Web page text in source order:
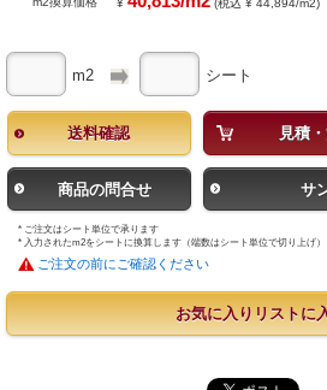
¥ (税込 ¥ 44,894/m2)
m2 シート
送料確認 見積
商品の問合せ サ
* ご注文はシート単位で承ります
* 入力されたm2をシートに換算します（端数はシート単位で切り上げ）
ご注文の前にご確認ください
お気に入りリストに